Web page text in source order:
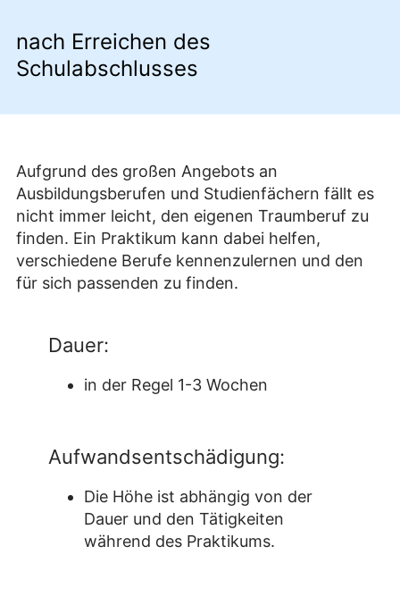
nach Erreichen des
Schulabschlusses
Aufgrund des großen Angebots an
Ausbildungsberufen und Studienfächern fällt es
nicht immer leicht, den eigenen Traumberuf zu
finden. Ein Praktikum kann dabei helfen,
verschiedene Berufe kennenzulernen und den
für sich passenden zu finden.
Dauer:
in der Regel 1-3 Wochen
Aufwandsentschädigung:
Die Höhe ist abhängig von der
Dauer und den Tätigkeiten
während des Praktikums.